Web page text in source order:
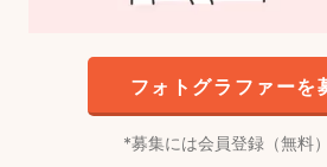
フォトグラファーを
募集には会員登録（無料